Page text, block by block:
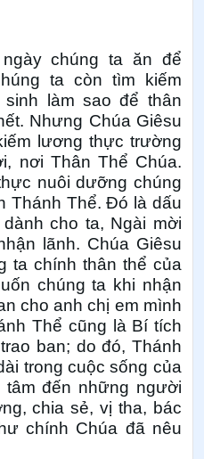
chúng ta ăn để
ta còn tìm kiếm
làm sao để thân
Nhưng Chúa Giêsu
lương thực trường
nơi Thân Thể Chúa.
nuôi dưỡng chúng
Thánh Thể. Đó là dấu
cho ta, Ngài mời
lãnh. Chúa Giêsu
ta chính thân thể của
chúng ta khi nhận
cho anh chị em mình
Thể cũng là Bí tích
ban; do đó, Thánh
trong cuộc sống của
đến những người
chia sẻ, vị tha, bác
chính Chúa đã nêu